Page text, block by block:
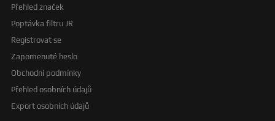
Přehled značek
Poptávka filtru JR
Registrovat se
Zapomenuté heslo
Obchodní podmínky
Přehled osobních údajů
Export osobních údajů